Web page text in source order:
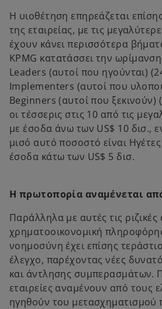
Η υιοθέτηση επηρεάζεται
της εταιρείας, με τις
έχουν κάνει περισσότερα
KPMG κατατάσσει την
Leaders (αυτοί που ηγούνται)
Implementers (αυτοί που
Beginners (αυτοί που ξεκινούν)
οι τέσσερις στις 10 από τις
με έσοδα άνω των US$ 10 δισ.,
μισό αυτό ποσοστό είναι Ηγέτες
έσοδα κάτω των US$ 5 δισ.
Η πρωτοπορία αναμένεται
Παράλληλα με αυτές τις
χρηματοοικονομική
νοημοσύνη έχει επίσης
έλεγχο, παρέχοντας νέες
και άντλησης συμπερασμάτων.
εταιρείες αναμένουν από τους
ηγηθούν του μετασχηματισμού